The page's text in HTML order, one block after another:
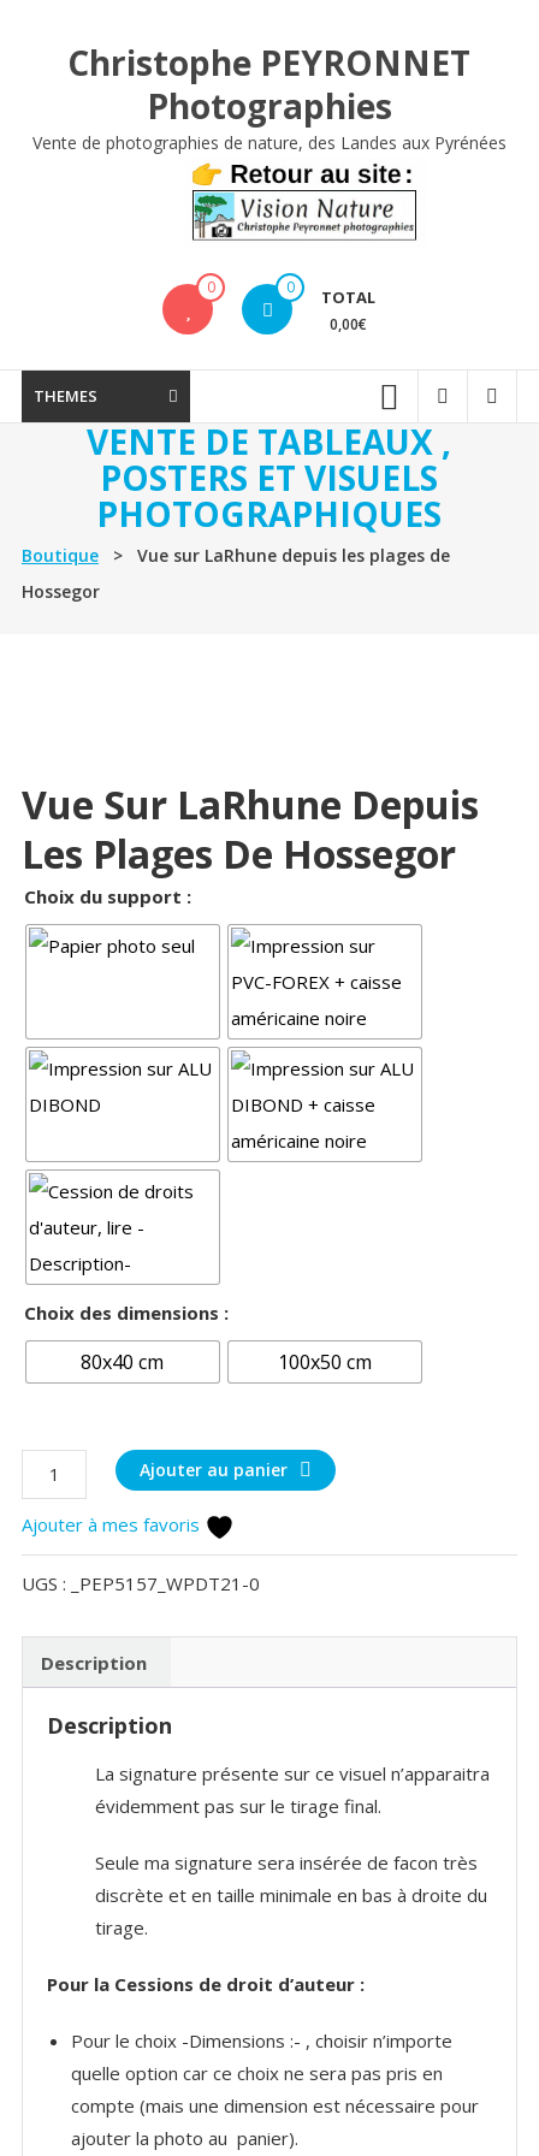
Christophe PEYRONNET
Photographies
Vente de photographies de nature, des Landes aux Pyrénées
0 0 TOTAL
0,00€
THEMES
VENTE DE TABLEAUX ,
POSTERS ET VISUELS
PHOTOGRAPHIQUES
Boutique> Vue sur LaRhune depuis les plages de
Hossegor
Vue Sur LaRhune Depuis
Les Plages De Hossegor
Choix du support :
Choix des dimensions :
80x40 cm 100x50 cm
quantité
de
Vue
sur
LaRhune
les
plages
Ajouter au panier
Ajouter à mes favoris
UGS : _PEP5157_WPDT21-0
Description
Description
La signature présente sur ce visuel n’apparaitra
évidemment pas sur le tirage final.
Seule ma signature sera insérée de facon très
discrète et en taille minimale en bas à droite du
tirage.
Pour la Cessions de droit d’auteur :
Pour le choix -Dimensions :- , choisir n’importe
quelle option car ce choix ne sera pas pris en
compte (mais une dimension est nécessaire pour
ajouter la photo au panier).